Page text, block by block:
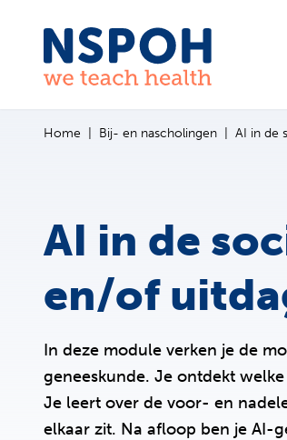
Ga naar de inhoud
Home Bij- en nascholingen AI in de
AI in de
en/of
In deze module verken je de
geneeskunde. Je ontdekt
Je leert over de voor- en
elkaar zit. Na afloop ben je AI-